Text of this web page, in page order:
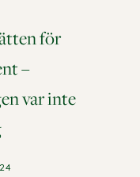
för
–
var inte